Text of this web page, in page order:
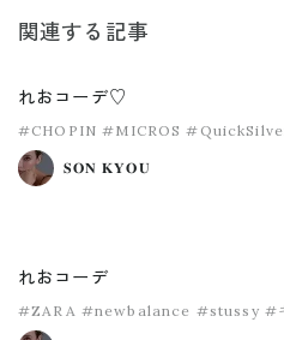
関連する記事
れおコーデ♡
#CHOPIN #MICROS
𝐒𝐎𝐍 𝐊𝐘𝐎𝐔
れおコーデ
#ZARA #newbalance #stussy #